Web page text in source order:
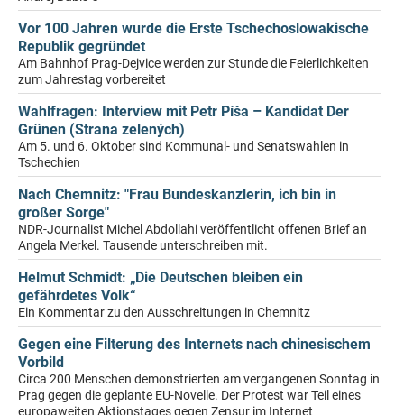
Vor 100 Jahren wurde die Erste Tschechoslowakische
Republik gegründet
Am Bahnhof Prag-Dejvice werden zur Stunde die Feierlichkeiten
zum Jahrestag vorbereitet
Wahlfragen: Interview mit Petr Píša – Kandidat Der
Grünen (Strana zelených)
Am 5. und 6. Oktober sind Kommunal- und Senatswahlen in
Tschechien
Nach Chemnitz: "Frau Bundeskanzlerin, ich bin in
großer Sorge"
NDR-Journalist Michel Abdollahi veröffentlicht offenen Brief an
Angela Merkel. Tausende unterschreiben mit.
Helmut Schmidt: „Die Deutschen bleiben ein
gefährdetes Volk“
Ein Kommentar zu den Ausschreitungen in Chemnitz
Gegen eine Filterung des Internets nach chinesischem
Vorbild
Circa 200 Menschen demonstrierten am vergangenen Sonntag in
Prag gegen die geplante EU-Novelle. Der Protest war Teil eines
europaweiten Aktionstages gegen Zensur im Internet